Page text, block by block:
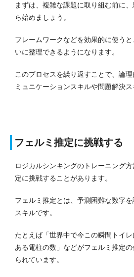
まずは、複雑な課題に取り組む前に
ら始めましょう。
フレームワークなどを効果的に使う
いに整理できるようになります。
このプロセスを繰り返すことで、論
ミュニケーションスキルや問題解決ス
フェルミ推定に挑戦する
ロジカルシンキングのトレーニング
定に挑戦することがあります。
フェルミ推定とは、予測困難な数字
スキルです。
たとえば「世界中で今この瞬間トイ
ある電柱の数」などがフェルミ推定
られています。